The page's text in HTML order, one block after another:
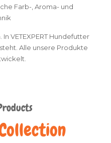
Farb-, Aroma- und
VETEXPERT Hundefutter
Alle unsere Produkte